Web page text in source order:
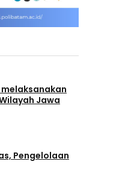
Jawa
Pengelolaan